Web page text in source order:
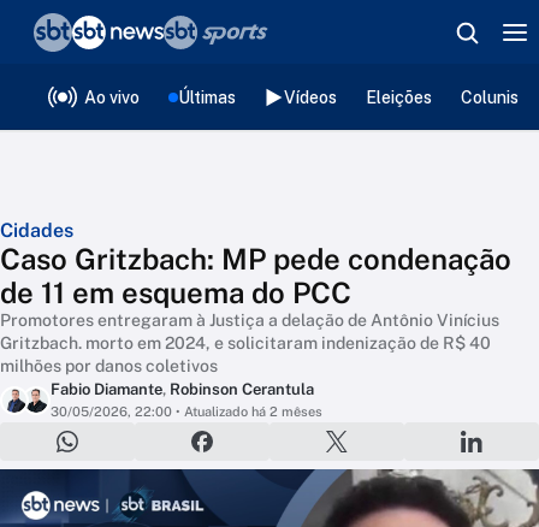
Ao vivo Últimas Vídeos Eleições
Cidades
Caso Gritzbach: MP pede condenação
de 11 em esquema do PCC
Promotores entregaram à Justiça a delação de Antônio Vinícius
Gritzbach. morto em 2024, e solicitaram indenização de R$ 40
milhões por danos coletivos
Fabio Diamante, Robinson Cerantula
30/05/2026, 22:00 • Atualizado há 2 mêses
❮voltar
Editorias